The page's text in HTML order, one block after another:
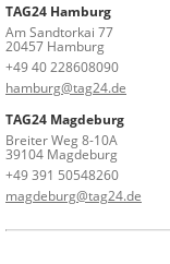
TAG24 Hamburg
Am Sandtorkai 77
20457 Hamburg
+49 40 228608090
hamburg@tag24.de
TAG24 Magdeburg
Breiter Weg 8-10A
39104 Magdeburg
+49 391 50548260
magdeburg@tag24.de